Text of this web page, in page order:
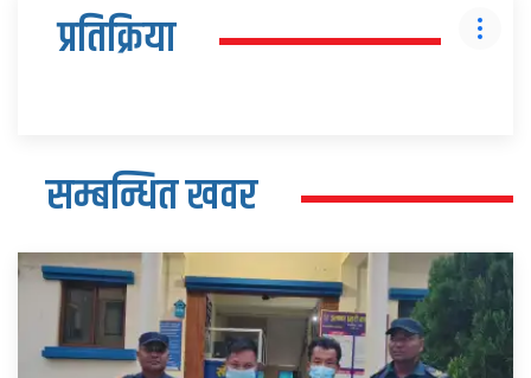
प्रतिक्रिया
सम्बन्धित खवर